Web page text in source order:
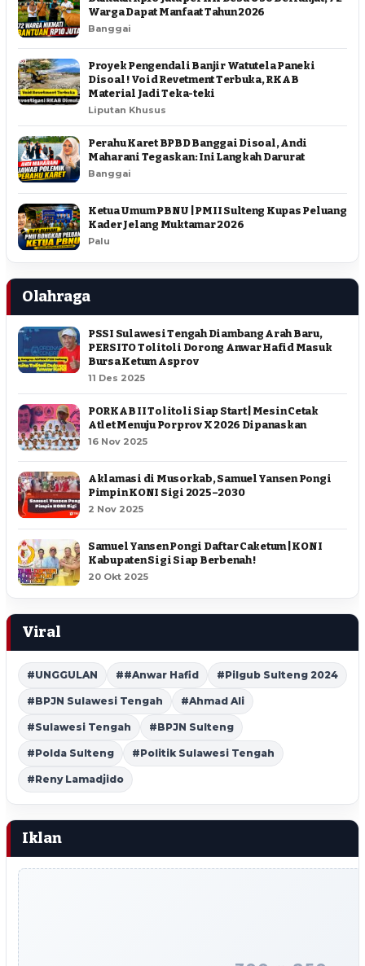
Warga Dapat Manfaat Tahun 2026
Banggai
Proyek Pengendali Banjir Watutela Paneki
Disoal ! Void Revetment Terbuka, RKAB
Material Jadi Teka-teki
Liputan Khusus
Perahu Karet BPBD Banggai Disoal, Andi
Maharani Tegaskan: Ini Langkah Darurat
Banggai
Ketua Umum PBNU | PMII Sulteng Kupas Peluang
Kader Jelang Muktamar 2026
Palu
Olahraga
PSSI Sulawesi Tengah Diambang Arah Baru,
PERSITO Tolitoli Dorong Anwar Hafid Masuk
Bursa Ketum Asprov
11 Des 2025
PORKAB II Tolitoli Siap Start | Mesin Cetak
Atlet Menuju Porprov X 2026 Dipanaskan
16 Nov 2025
Aklamasi di Musorkab, Samuel Yansen Pongi
Pimpin KONI Sigi 2025–2030
2 Nov 2025
Samuel Yansen Pongi Daftar Caketum | KONI
Kabupaten Sigi Siap Berbenah !
20 Okt 2025
Viral
#UNGGULAN ##Anwar Hafid #Pilgub Sulteng 2024
#BPJN Sulawesi Tengah #Ahmad Ali
#Sulawesi Tengah #BPJN Sulteng
#Polda Sulteng #Politik Sulawesi Tengah
#Reny Lamadjido
Iklan